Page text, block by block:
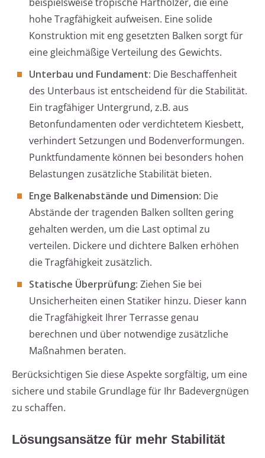
hohe Tragfähigkeit aufweisen. Eine solide
Konstruktion mit eng gesetzten Balken sorgt für
eine gleichmäßige Verteilung des Gewichts.
Unterbau und Fundament: Die Beschaffenheit
des Unterbaus ist entscheidend für die Stabilität.
Ein tragfähiger Untergrund, z.B. aus
Betonfundamenten oder verdichtetem Kiesbett,
verhindert Setzungen und Bodenverformungen.
Punktfundamente können bei besonders hohen
Belastungen zusätzliche Stabilität bieten.
Enge Balkenabstände und Dimension: Die
Abstände der tragenden Balken sollten gering
gehalten werden, um die Last optimal zu
verteilen. Dickere und dichtere Balken erhöhen
die Tragfähigkeit zusätzlich.
Statische Überprüfung: Ziehen Sie bei
Unsicherheiten einen Statiker hinzu. Dieser kann
die Tragfähigkeit Ihrer Terrasse genau
berechnen und über notwendige zusätzliche
Maßnahmen beraten.
Berücksichtigen Sie diese Aspekte sorgfältig, um eine
sichere und stabile Grundlage für Ihr Badevergnügen
zu schaffen.
Lösungsansätze für mehr Stabilität